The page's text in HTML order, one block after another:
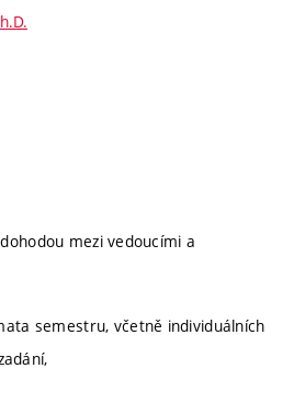
mezi vedoucími a
semestru, včetně individuálních